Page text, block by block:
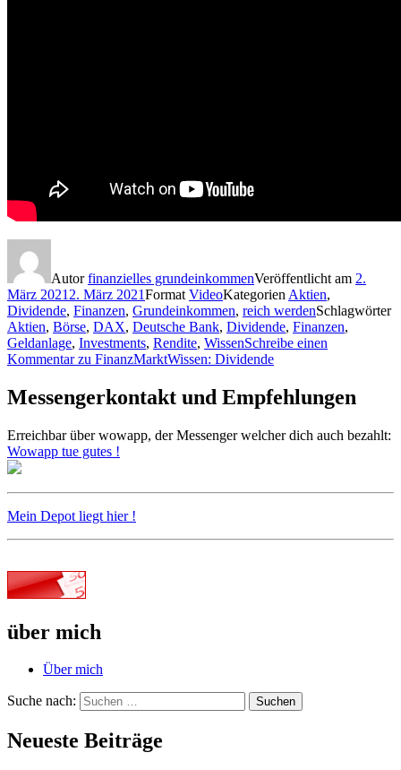
Autorfinanzielles grundeinkommenVeröffentlicht am 2.
März 2021 2. März 2021Format VideoKategorien Aktien,
Dividende, Finanzen, Grundeinkommen, reich werdenSchlagwörter
Aktien, Börse, DAX, Deutsche Bank, Dividende, Finanzen,
Geldanlage, Investments, Rendite, WissenSchreibe einen
Kommentarzu FinanzMarktWissen: Dividende
Messengerkontakt und Empfehlungen
Erreichbar über wowapp, der Messenger welcher dich auch bezahlt:
Wowapp tue gutes !
Mein Depot liegt hier !
über mich
Über mich
Suche nach: Suchen
Neueste Beiträge